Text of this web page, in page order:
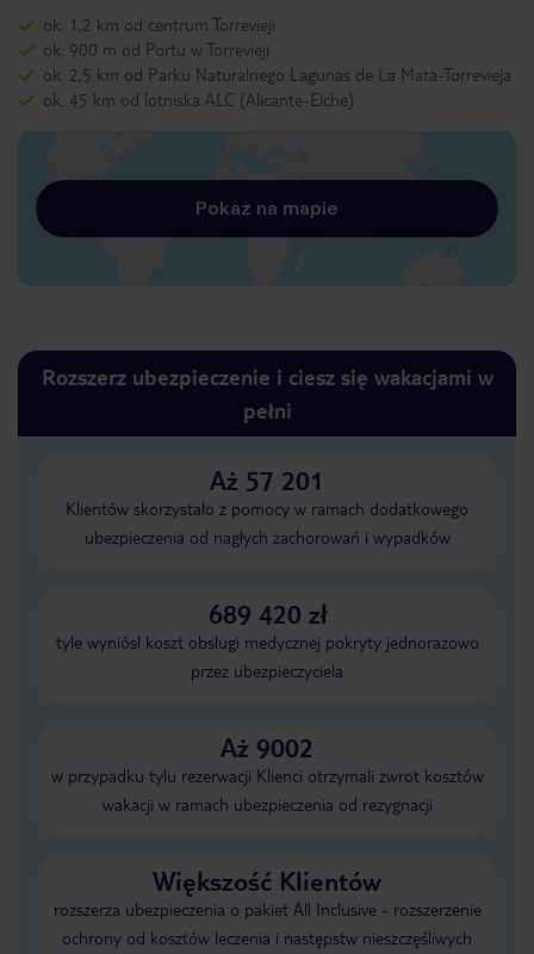
ok. 1,2 km od centrum Torrevieji
ok. 900 m od Portu w Torrevieji
ok. 2,5 km od Parku Naturalnego Lagunas de La Mata-Torrevieja
ok. 45 km od lotniska ALC (Alicante-Elche)
Pokaż na mapie
Rozszerz ubezpieczenie i ciesz się wakacjami w
pełni
Aż 57 201
Klientów skorzystało z pomocy w ramach dodatkowego
ubezpieczenia od nagłych zachorowań i wypadków
689 420 zł
tyle wyniósł koszt obsługi medycznej pokryty jednorazowo
przez ubezpieczyciela
Aż 9002
w przypadku tylu rezerwacji Klienci otrzymali zwrot kosztów
wakacji w ramach ubezpieczenia od rezygnacji
Większość Klientów
rozszerza ubezpieczenia o pakiet All Inclusive - rozszerzenie
ochrony od kosztów leczenia i następstw nieszczęśliwych